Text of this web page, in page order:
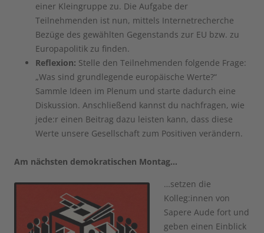
einer Kleingruppe zu. Die Aufgabe der
Teilnehmenden ist nun, mittels Internetrecherche
Bezüge des gewählten Gegenstands zur EU bzw. zu
Europapolitik zu finden.
Reflexion: Stelle den Teilnehmenden folgende Frage:
„Was sind grundlegende europäische Werte?“
Sammle Ideen im Plenum und starte dadurch eine
Diskussion. Anschließend kannst du nachfragen, wie
jede:r einen Beitrag dazu leisten kann, dass diese
Werte unsere Gesellschaft zum Positiven verändern.
Am nächsten demokratischen Montag…
…setzen die
Kolleg:innen von
Sapere Aude fort und
geben einen Einblick